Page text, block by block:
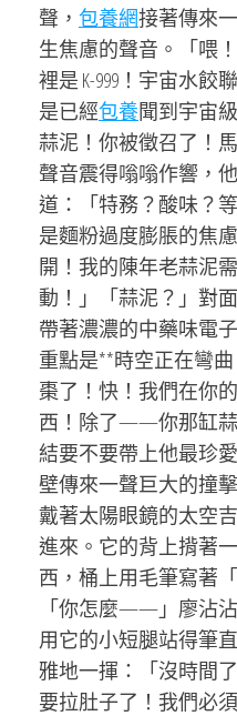
聲， 包養網接著傳來
生焦慮的聲音。「喂
裡是 K-999！宇宙水餃
是已經包養聞到宇宙
蒜泥！你被徵召了！
聲音震得嗡嗡作響，
道：「特務？酸味？
是麵粉過度膨脹的焦
開！我的陳年老蒜泥
動！」「蒜泥？」對面
帶著濃濃的中藥味電
重點是**時空正在彎
棗了！快！我們在你
西！除了——你那缸蒜
結要不要帶上他最珍
壁傳來一聲巨大的撞
戴著太陽眼鏡的太空
進來。它的背上揹著
西，桶上用毛筆寫著
「你怎麼——」廖沾沾
用它的小短腿站得筆
雅地一揮：「沒時間
要拉肚子了！我們必